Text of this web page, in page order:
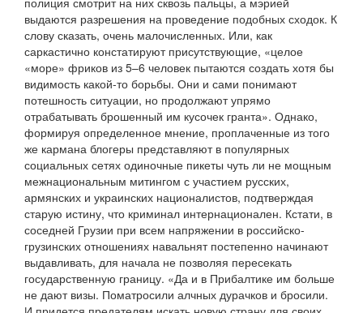
выдаются разрешения на проведение подобных сходок. К
слову сказать, очень малочисленных. Или, как
саркастично констатируют присутствующие, «целое
«море» фриков из 5–6 человек пытаются создать хотя бы
видимость какой-то борьбы. Они и сами понимают
потешность ситуации, но продолжают упрямо
отрабатывать брошенный им кусочек гранта». Однако,
формируя определенное мнение, проплаченные из того
же кармана блогеры представляют в популярных
социальных сетях одиночные пикеты чуть ли не мощным
межнациональным митингом с участием русских,
армянских и украинских националистов, подтверждая
старую истину, что криминал интернационален. Кстати, в
соседней Грузии при всем напряжении в российско-
грузинских отношениях навальнят постепенно начинают
выдавливать, для начала не позволяя пересекать
государственную границу. «Да и в Прибалтике им больше
не дают визы. Поматросили алчных дурачков и бросили.